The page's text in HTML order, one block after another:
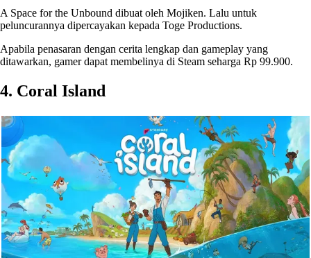
A Space for the Unbound dibuat oleh Mojiken. Lalu untuk
peluncurannya dipercayakan kepada Toge Productions.
Apabila penasaran dengan cerita lengkap dan gameplay yang
ditawarkan, gamer dapat membelinya di Steam seharga Rp 99.900.
4. Coral Island